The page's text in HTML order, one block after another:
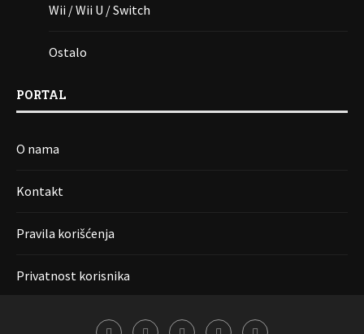
Wii / Wii U / Switch
Ostalo
PORTAL
O nama
Kontakt
Pravila korišćenja
Privatnost korisnika